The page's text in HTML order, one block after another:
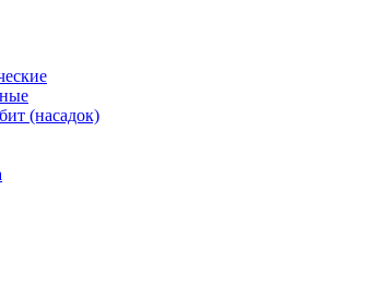
(насадок)